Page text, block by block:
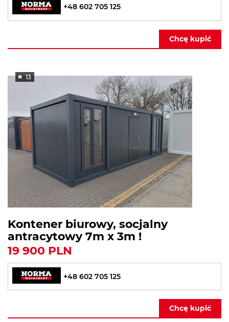
+48 602 705 125
Chcę kupić
13
Kontener biurowy, socjalny
antracytowy 7m x 3m !
19 900 PLN
+48 602 705 125
Chcę kupić